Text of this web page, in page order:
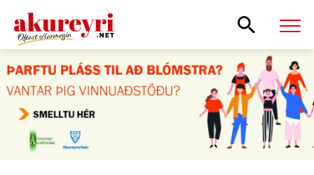
Leita